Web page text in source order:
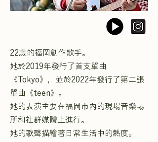
22歲的福岡創作歌手。
她於2019年發行了首支單曲
《Tokyo》，並於2022年發行了第二張
單曲《teen》。
她的表演主要在福岡市內的現場音樂場
所和社群媒體上進行。
她的歌聲描繪著日常生活中的熱度。